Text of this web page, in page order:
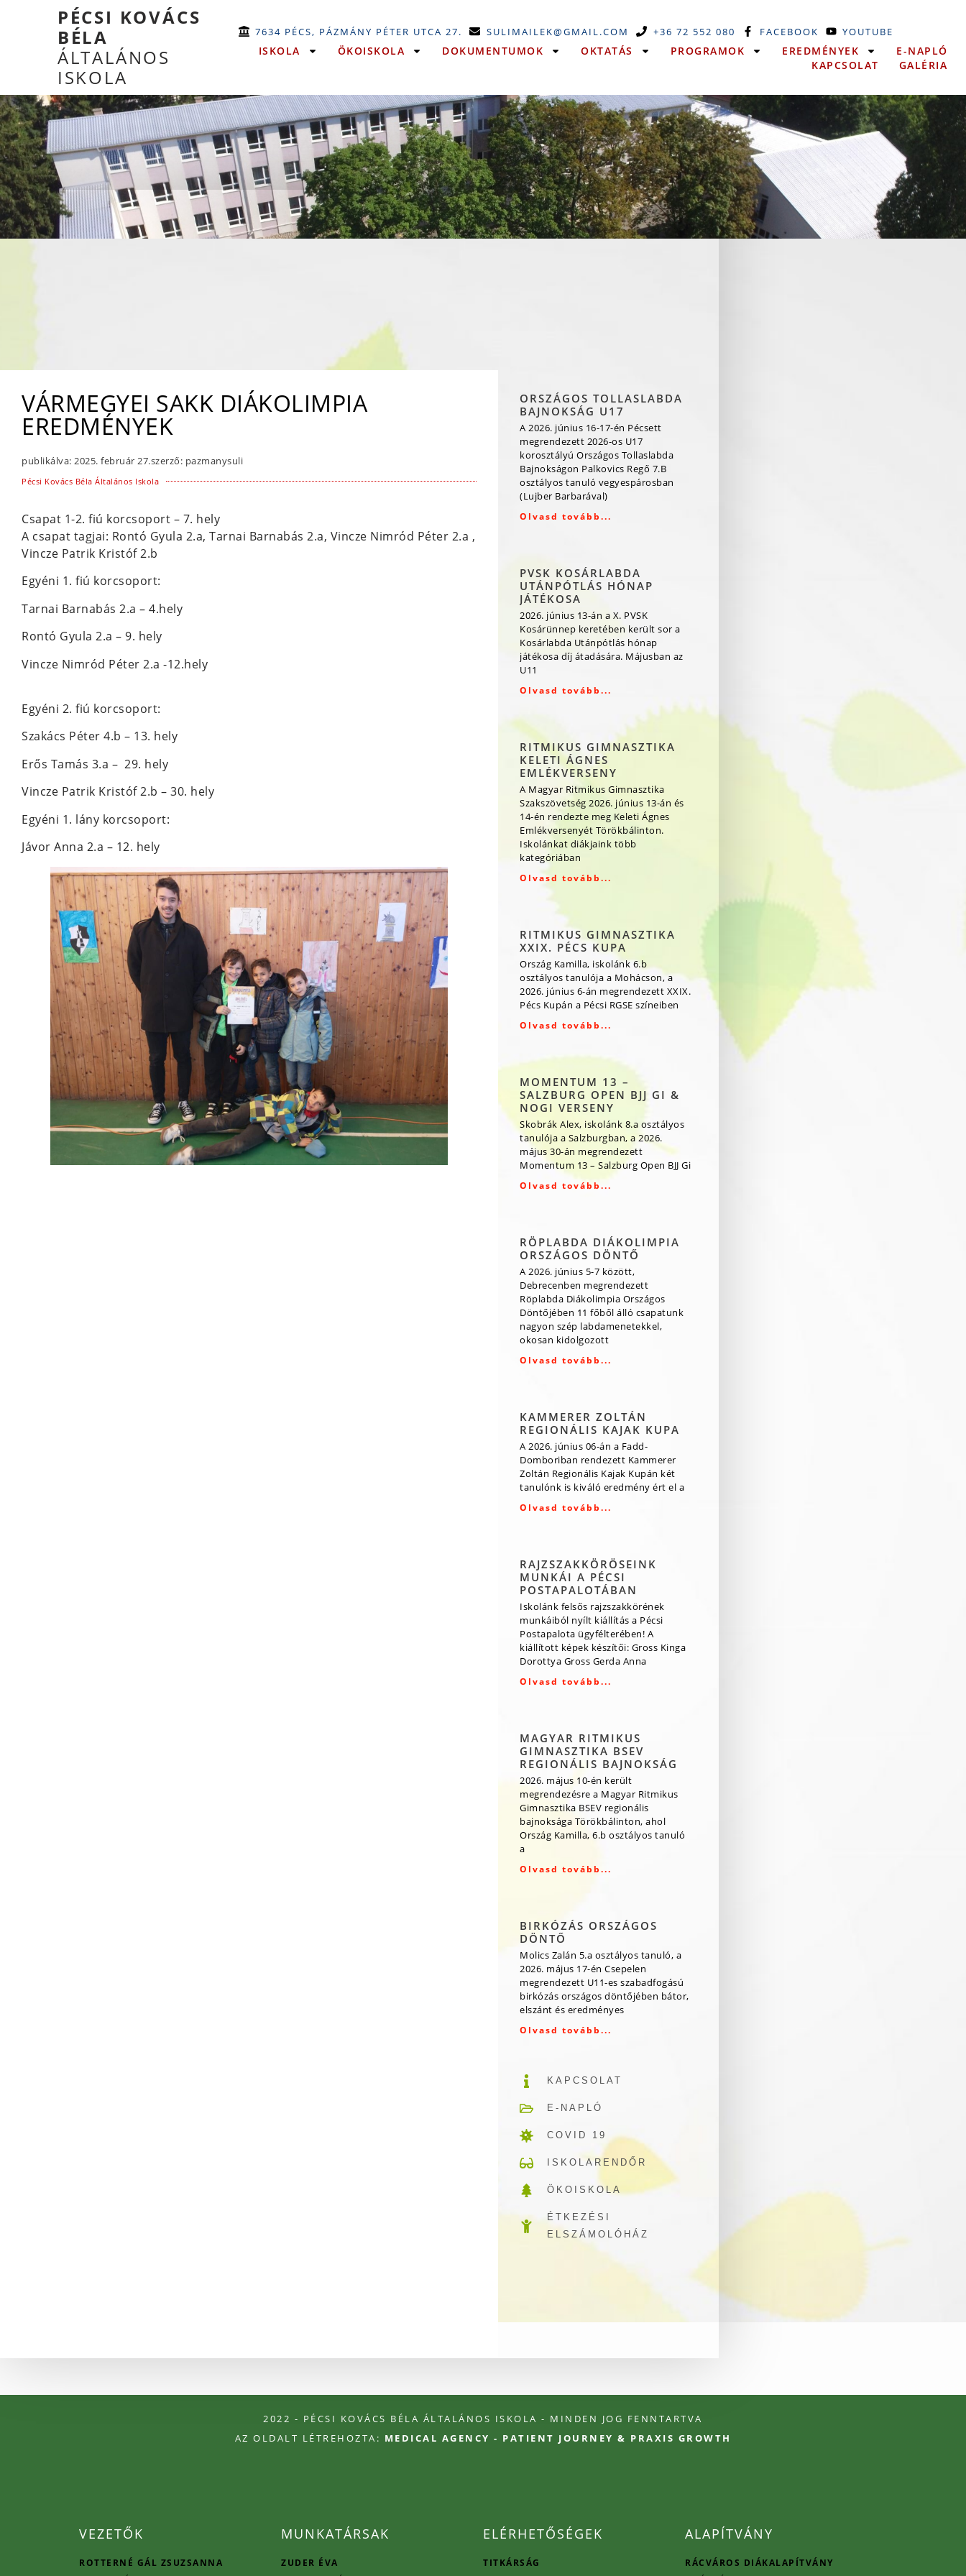
PÉCSI KOVÁCS
BÉLA
ÁLTALÁNOS
ISKOLA
7634 PÉCS, PÁZMÁNY PÉTER UTCA 27. SULIMAILEK@GMAIL.COM +36 72 552 080 FACEBOOK YOUTUBE
ISKOLA ÖKOISKOLA DOKUMENTUMOK OKTATÁS PROGRAMOK EREDMÉNYEK
E-NAPLÓ
KAPCSOLAT
GALÉRIA
VÁRMEGYEI SAKK DIÁKOLIMPIA
EREDMÉNYEK
publikálva: 2025. február 27.szerző: pazmanysuli
Pécsi Kovács Béla Általános Iskola
Csapat 1-2. fiú korcsoport – 7. hely
A csapat tagjai: Rontó Gyula 2.a, Tarnai Barnabás 2.a, Vincze Nimród Péter 2.a ,
Vincze Patrik Kristóf 2.b
Egyéni 1. fiú korcsoport:
Tarnai Barnabás 2.a – 4.hely
Rontó Gyula 2.a – 9. hely
Vincze Nimród Péter 2.a -12.hely
Egyéni 2. fiú korcsoport:
Szakács Péter 4.b – 13. hely
Erős Tamás 3.a – 29. hely
Vincze Patrik Kristóf 2.b – 30. hely
Egyéni 1. lány korcsoport:
Jávor Anna 2.a – 12. hely
ORSZÁGOS TOLLASLABDA
BAJNOKSÁG U17
A 2026. június 16-17-én Pécsett
megrendezett 2026-os U17
korosztályú Országos Tollaslabda
Bajnokságon Palkovics Regő 7.B
osztályos tanuló vegyespárosban
(Lujber Barbarával)
Olvasd tovább...
PVSK KOSÁRLABDA
UTÁNPÓTLÁS HÓNAP
JÁTÉKOSA
2026. június 13-án a X. PVSK
Kosárünnep keretében került sor a
Kosárlabda Utánpótlás hónap
játékosa díj átadására. Májusban az
U11
Olvasd tovább...
RITMIKUS GIMNASZTIKA
KELETI ÁGNES
EMLÉKVERSENY
A Magyar Ritmikus Gimnasztika
Szakszövetség 2026. június 13-án és
14-én rendezte meg Keleti Ágnes
Emlékversenyét Törökbálinton.
Iskolánkat diákjaink több
kategóriában
Olvasd tovább...
RITMIKUS GIMNASZTIKA
XXIX. PÉCS KUPA
Ország Kamilla, iskolánk 6.b
osztályos tanulója a Mohácson, a
2026. június 6-án megrendezett XXIX.
Pécs Kupán a Pécsi RGSE színeiben
Olvasd tovább...
MOMENTUM 13 –
SALZBURG OPEN BJJ GI &
NOGI VERSENY
Skobrák Alex, iskolánk 8.a osztályos
tanulója a Salzburgban, a 2026.
május 30-án megrendezett
Momentum 13 – Salzburg Open BJJ Gi
Olvasd tovább...
RÖPLABDA DIÁKOLIMPIA
ORSZÁGOS DÖNTŐ
A 2026. június 5-7 között,
Debrecenben megrendezett
Röplabda Diákolimpia Országos
Döntőjében 11 főből álló csapatunk
nagyon szép labdamenetekkel,
okosan kidolgozott
Olvasd tovább...
KAMMERER ZOLTÁN
REGIONÁLIS KAJAK KUPA
A 2026. június 06-án a Fadd-
Domboriban rendezett Kammerer
Zoltán Regionális Kajak Kupán két
tanulónk is kiváló eredmény ért el a
Olvasd tovább...
RAJZSZAKKÖRÖSEINK
MUNKÁI A PÉCSI
POSTAPALOTÁBAN
Iskolánk felsős rajzszakkörének
munkáiból nyílt kiállítás a Pécsi
Postapalota ügyfélterében! A
kiállított képek készítői: Gross Kinga
Dorottya Gross Gerda Anna
Olvasd tovább...
MAGYAR RITMIKUS
GIMNASZTIKA BSEV
REGIONÁLIS BAJNOKSÁG
2026. május 10-én került
megrendezésre a Magyar Ritmikus
Gimnasztika BSEV regionális
bajnoksága Törökbálinton, ahol
Ország Kamilla, 6.b osztályos tanuló
a
Olvasd tovább...
BIRKÓZÁS ORSZÁGOS
DÖNTŐ
Molics Zalán 5.a osztályos tanuló, a
2026. május 17-én Csepelen
megrendezett U11-es szabadfogású
birkózás országos döntőjében bátor,
elszánt és eredményes
Olvasd tovább...
KAPCSOLAT
E-NAPLÓ
COVID 19
ISKOLARENDŐR
ÖKOISKOLA
ÉTKEZÉSI
ELSZÁMOLÓHÁZ
2022 - PÉCSI KOVÁCS BÉLA ÁLTALÁNOS ISKOLA - MINDEN JOG FENNTARTVA
AZ OLDALT LÉTREHOZTA: MEDICAL AGENCY - PATIENT JOURNEY & PRAXIS GROWTH
VEZETŐK
ROTTERNÉ GÁL ZSUZSANNA
MUNKATÁRSAK
ZUDER ÉVA
ELÉRHETŐSÉGEK
TITKÁRSÁG
ALAPÍTVÁNY
RÁCVÁROS DIÁKALAPÍTVÁNY